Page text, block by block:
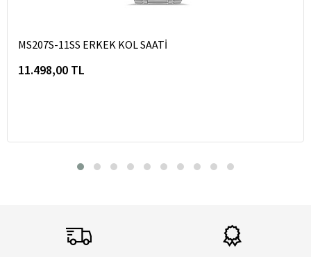
MS207S-11SS ERKEK KOL SAATİ
11.498,00 TL